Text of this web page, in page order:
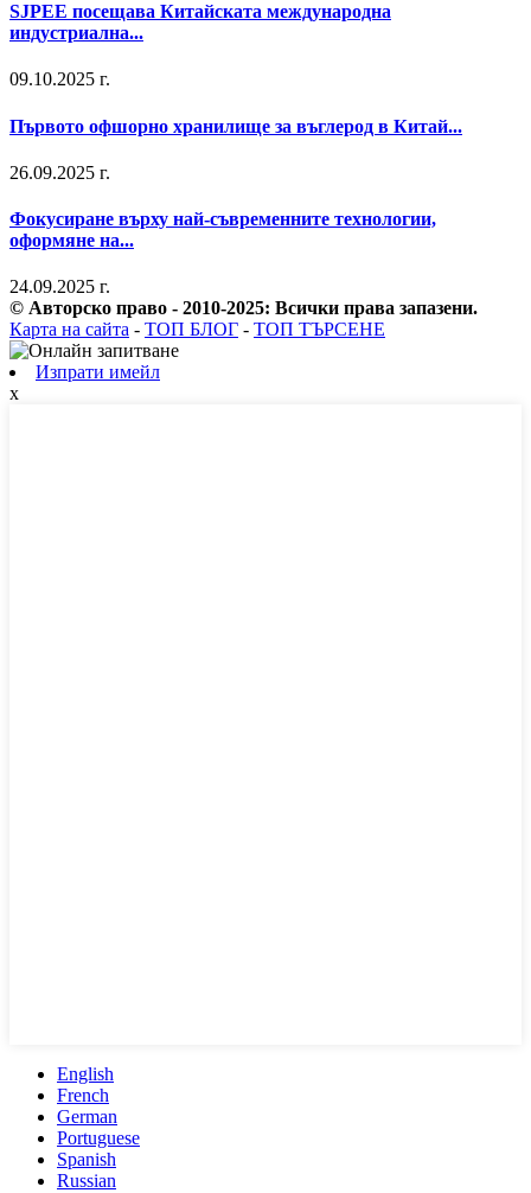
SJPEE посещава Китайската международна
индустриална...
09.10.2025 г.
Първото офшорно хранилище за въглерод в Китай...
26.09.2025 г.
Фокусиране върху най-съвременните технологии,
оформяне на...
24.09.2025 г.
© Авторско право - 2010-2025: Всички права запазени.
Карта на сайта - ТОП БЛОГ - ТОП ТЪРСЕНЕ
Изпрати имейл
x
English
French
German
Portuguese
Spanish
Russian